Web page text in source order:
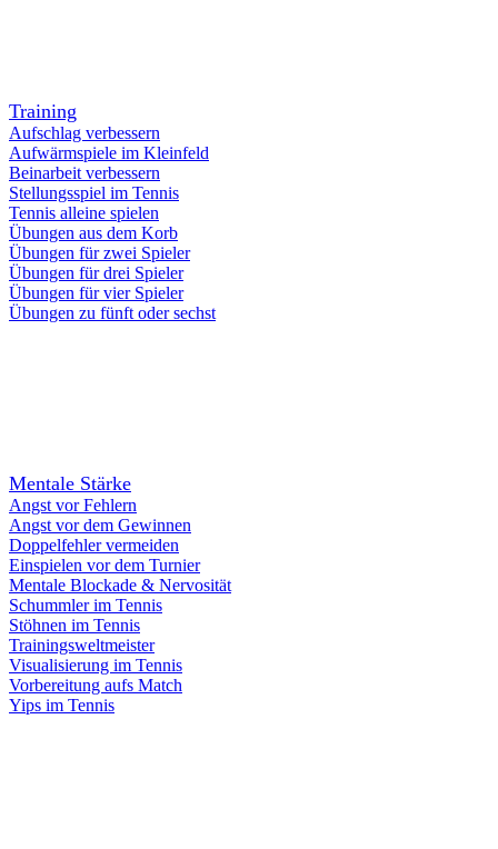
Training
Aufschlag verbessern
Aufwärmspiele im Kleinfeld
Beinarbeit verbessern
Stellungsspiel im Tennis
Tennis alleine spielen
Übungen aus dem Korb
Übungen für zwei Spieler
Übungen für drei Spieler
Übungen für vier Spieler
Übungen zu fünft oder sechst
Mentale Stärke
Angst vor Fehlern
Angst vor dem Gewinnen
Doppelfehler vermeiden
Einspielen vor dem Turnier
Mentale Blockade & Nervosität
Schummler im Tennis
Stöhnen im Tennis
Trainingsweltmeister
Visualisierung im Tennis
Vorbereitung aufs Match
Yips im Tennis